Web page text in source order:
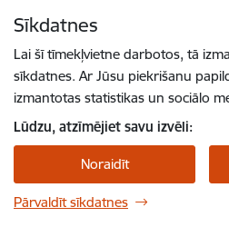
Sīkdatnes
Lai šī tīmekļvietne darbotos, tā
sīkdatnes. Ar Jūsu piekrišanu
izmantotas statistikas un sociālo
Lūdzu, atzīmējiet savu izvēli:
Noraidīt
Pārvaldīt sīkdatnes